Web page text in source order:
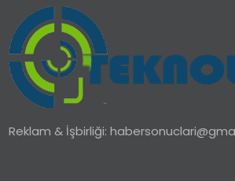
Reklam & İşbirliği: